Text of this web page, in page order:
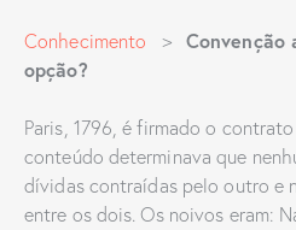
Conhecimento > Convenção
opção?
Paris, 1796, é firmado o
conteúdo determinava que
dívidas contraídas pelo outro e
entre os dois. Os noivos eram: